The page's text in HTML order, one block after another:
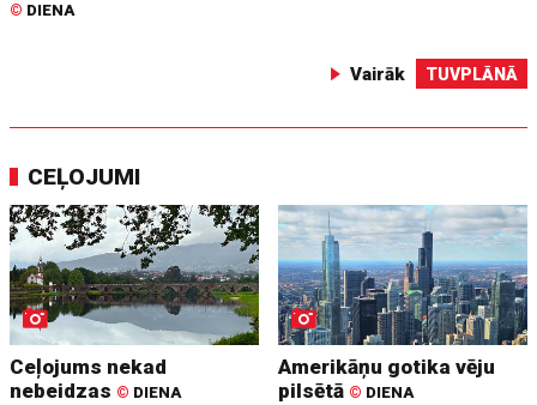
© DIENA
Vairāk TUVPLĀNĀ
CEĻOJUMI
Ceļojums nekad
nebeidzas © DIENA
Amerikāņu gotika vēju
pilsētā © DIENA